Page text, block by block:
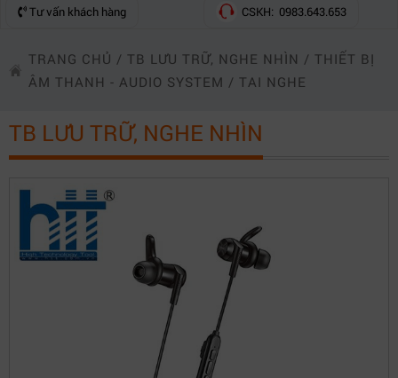
Tư vấn khách hàng CSKH: 0983.643.653
TRANG CHỦ / TB LƯU TRỮ, NGHE NHÌN / THIẾT BỊ
ÂM THANH - AUDIO SYSTEM / TAI NGHE
TB LƯU TRỮ, NGHE NHÌN